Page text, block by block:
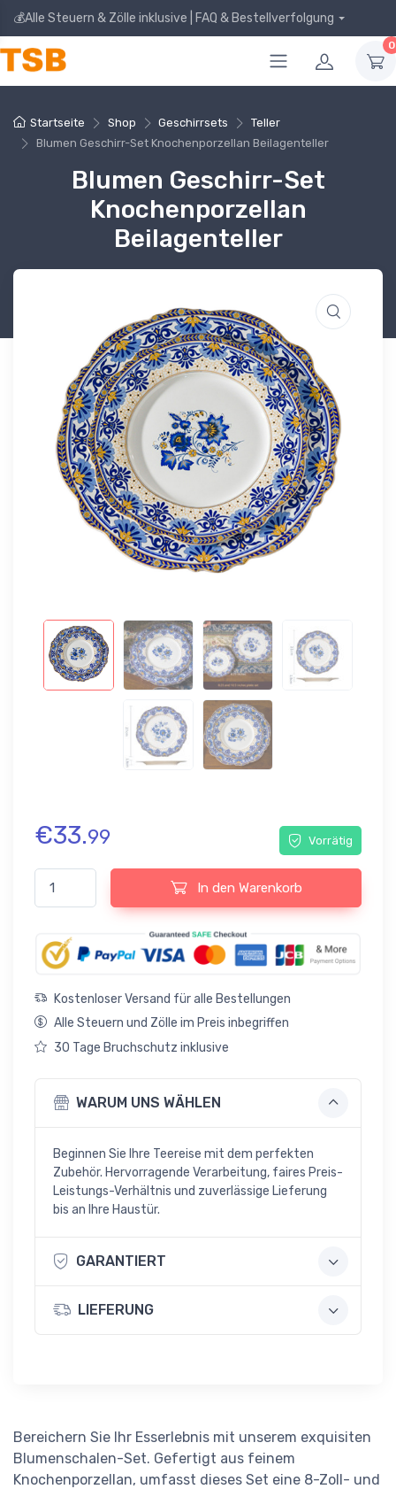
💰Alle Steuern & Zölle inklusive | FAQ & Bestellverfolgung
0
Startseite Shop Geschirrsets
Teller
Blumen Geschirr-Set Knochenporzellan Beilagenteller
Blumen Geschirr-Set
Knochenporzellan
Beilagenteller
€33.99 Vorrätig
Blumen Geschirr-Set Knochenporzellan Beilagenteller Menge
In den Warenkorb
Kostenloser Versand für alle Bestellungen
Alle Steuern und Zölle im Preis inbegriffen
30 Tage Bruchschutz inklusive
WARUM UNS WÄHLEN
Beginnen Sie Ihre Teereise mit dem perfekten
Zubehör. Hervorragende Verarbeitung, faires Preis-
Leistungs-Verhältnis und zuverlässige Lieferung
bis an Ihre Haustür.
GARANTIERT
LIEFERUNG
Bereichern Sie Ihr Esserlebnis mit unserem exquisiten
Blumenschalen-Set. Gefertigt aus feinem
Knochenporzellan, umfasst dieses Set eine 8-Zoll- und